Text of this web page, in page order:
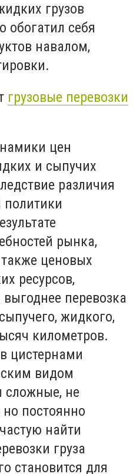
грузов
обогатил себя
навалом,
грузовые перевозки
цен
и сыпучих
различия
политики
рынка,
ценовых
ресурсов,
перевозка
жидкого,
километров.
цистернами
видом
сложные, не
постоянно
найти
груза
становится для